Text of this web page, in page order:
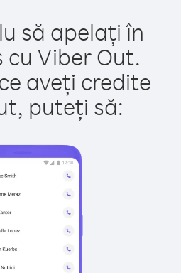
să apelați în
cu Viber Out.
aveți credite
puteți să: